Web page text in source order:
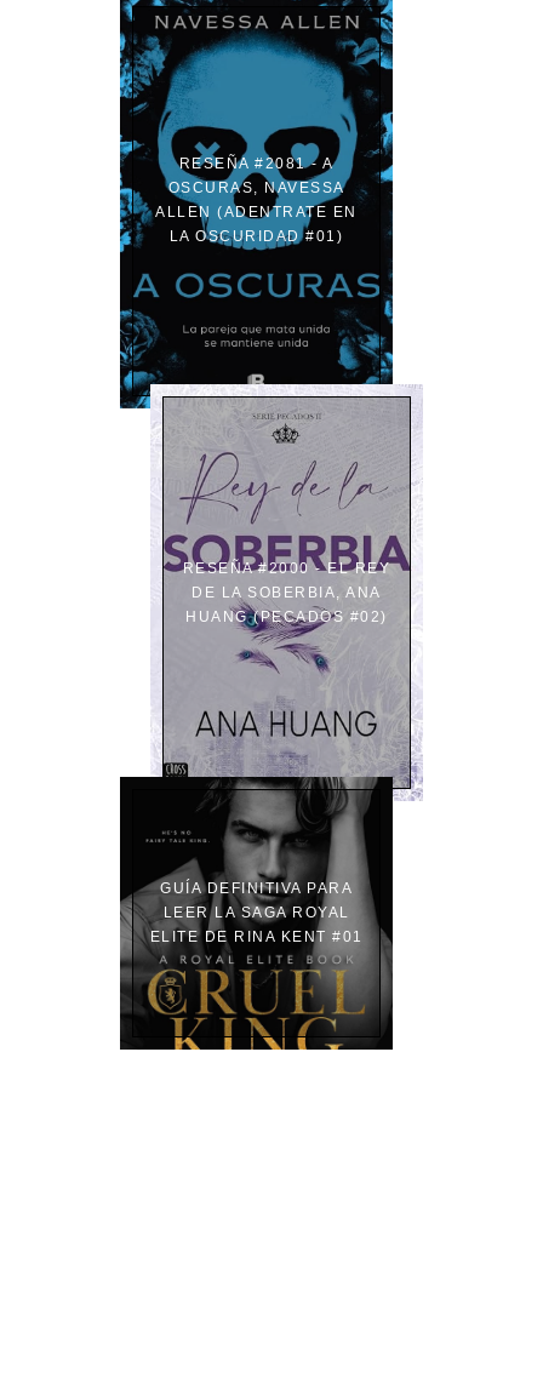
RESEÑA #2081 - A
OSCURAS, NAVESSA
ALLEN (ADENTRATE EN
LA OSCURIDAD #01)
RESEÑA #2000 - EL REY
DE LA SOBERBIA, ANA
HUANG (PECADOS #02)
GUÍA DEFINITIVA PARA
LEER LA SAGA ROYAL
ELITE DE RINA KENT #01